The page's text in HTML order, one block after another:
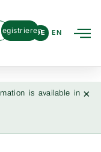
DE EN
is available in ×